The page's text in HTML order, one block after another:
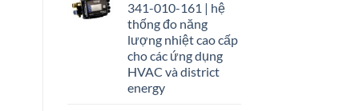
341-010-161 | hệ
thống đo năng
lượng nhiệt cao cấp
cho các ứng dụng
HVAC và district
energy